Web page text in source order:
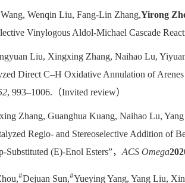
Wenqin Liu, Fang-Lin Zhang,Yirong
Vinylogous Aldol-Michael Cascade
Liu, Xingxing Zhang, Naihao Lu,
Direct C–H Oxidative Annulation of
, 993–1006.（Invited review）
Zhang, Guanghua Kuang, Naihao Lu,
Regio- and Stereoselective Addition of
(E)‑Enol Esters”， ACS Omega
#Dejuan Sun,#Yueying Yang, Yang Liu,